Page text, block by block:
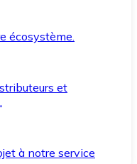
écosystème.
et
à notre service